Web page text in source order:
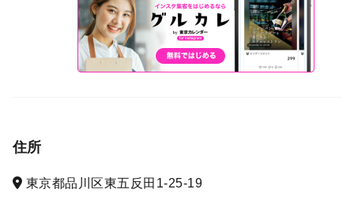
住所
東京都品川区東五反田1-25-19